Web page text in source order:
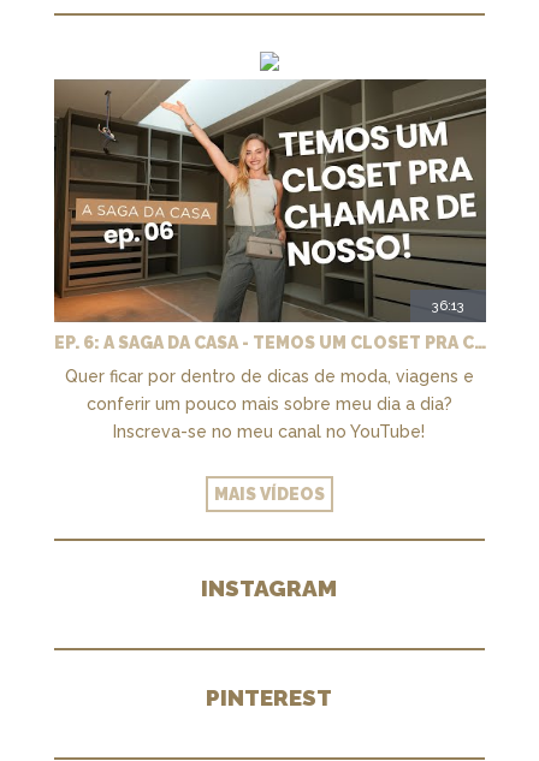
36:13
EP. 6: A SAGA DA CASA - TEMOS UM CLOSET PRA CHAMAR DE NOSSO + MARCENARIA E PAISAGISMO
Quer ficar por dentro de dicas de moda, viagens e
conferir um pouco mais sobre meu dia a dia?
Inscreva-se no meu canal no YouTube!
MAIS VÍDEOS
INSTAGRAM
PINTEREST